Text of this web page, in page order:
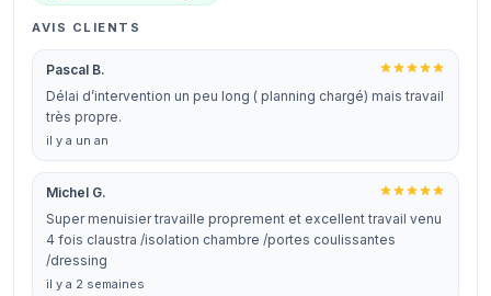
AVIS CLIENTS
Pascal B.
Délai d’intervention un peu long ( planning chargé) mais travail
très propre.
il y a un an
Michel G.
Super menuisier travaille proprement et excellent travail venu
4 fois claustra /isolation chambre /portes coulissantes
/dressing
il y a 2 semaines